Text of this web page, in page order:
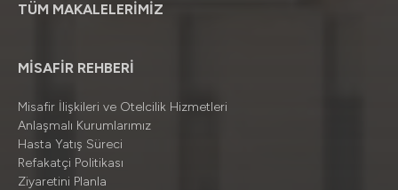
TÜM MAKALELERİMİZ
MİSAFİR REHBERİ
Misafir İlişkileri ve Otelcilik Hizmetleri
Anlaşmalı Kurumlarımız
Hasta Yatış Süreci
Refakatçi Politikası
Ziyaretini Planla